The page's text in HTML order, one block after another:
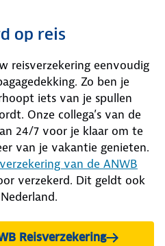
op reis
reisverzekering eenvoudig
Zo ben je
iets van je spullen
Onze collega’s van de
24/7 voor je klaar om te
van je vakantie genieten.
van de ANWB
verzekerd. Dit geldt ook
Reisverzekering